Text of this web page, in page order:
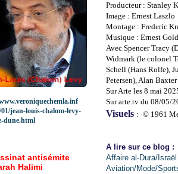
Producteur : Stanley
Image : Ernest Laszlo
Montage : Frederic
Musique : Ernest Gold
Avec Spencer Tracy
Widmark (le colonel
Schell (Hans Rolfe),
Petersen), Alan
Sur Arte les 8 mai
Sur arte.tv du 08/05/
Visuels : ·© 1961
A lire sur ce blog :
Affaire al-Dura/Israël
Aviation/Mode/
01/jean-louis-chalom-levy-
dune.html
antisémite
Halimi